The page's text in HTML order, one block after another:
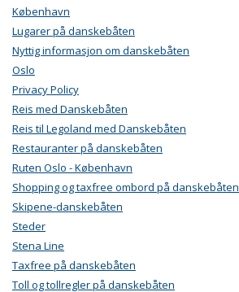
København
Lugarer på danskebåten
Nyttig informasjon om danskebåten
Oslo
Privacy Policy
Reis med Danskebåten
Reis til Legoland med Danskebåten
Restauranter på danskebåten
Ruten Oslo - København
Shopping og taxfree ombord på danskebåten
Skipene-danskebåten
Steder
Stena Line
Taxfree på danskebåten
Toll og tollregler på danskebåten